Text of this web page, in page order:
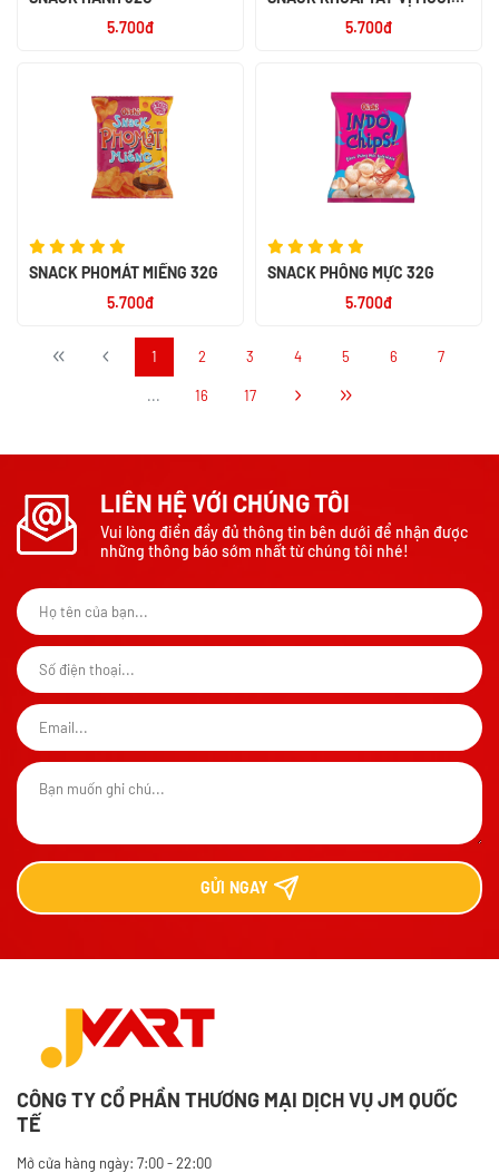
5.700đ
5.700đ
SNACK PHOMÁT MIẾNG 32G
5.700đ
SNACK PHỒNG MỰC 32G
5.700đ
1 2 3 4 5 6 7
... 16 17
LIÊN HỆ VỚI CHÚNG TÔI
Vui lòng điền đầy đủ thông tin bên dưới để nhận được
những thông báo sớm nhất từ chúng tôi nhé!
GỬI NGAY
CÔNG TY CỔ PHẦN THƯƠNG MẠI DỊCH VỤ JM QUỐC
TẾ
Mở cửa hàng ngày: 7:00 - 22:00